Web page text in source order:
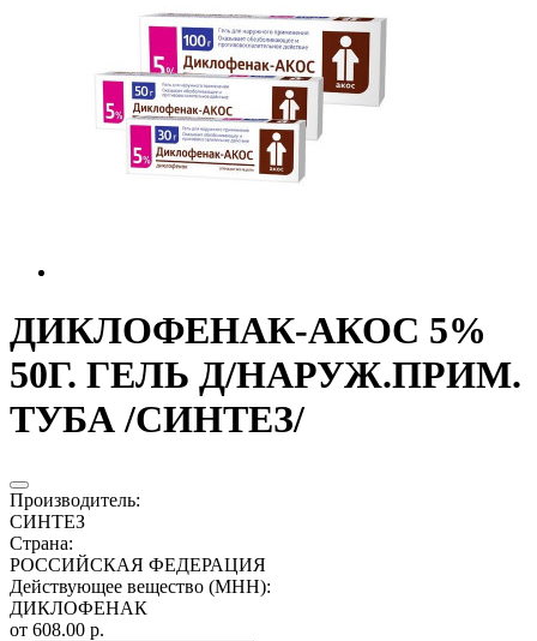
ДИКЛОФЕНАК-АКОС 5%
50Г. ГЕЛЬ Д/НАРУЖ.ПРИМ.
ТУБА /СИНТЕЗ/
Производитель:
СИНТЕЗ
Страна:
РОССИЙСКАЯ ФЕДЕРАЦИЯ
Действующее вещество (МНН):
ДИКЛОФЕНАК
от 608.00 р.